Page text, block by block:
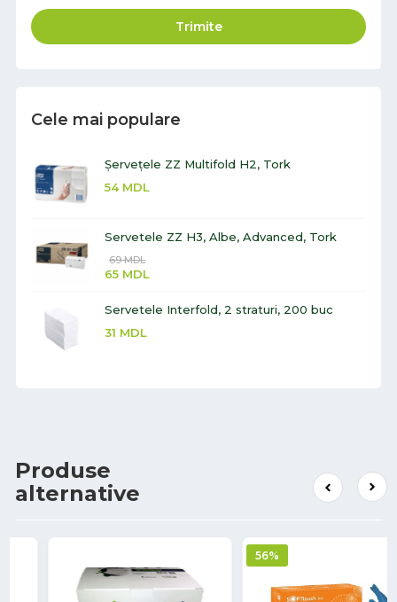
Trimite
Cele mai populare
Șervețele ZZ Multifold H2, Tork
54 MDL
Servetele ZZ H3, Albe, Advanced, Tork
69MDL
65 MDL
Servetele Interfold, 2 straturi, 200 buc
31 MDL
Produse
alternative